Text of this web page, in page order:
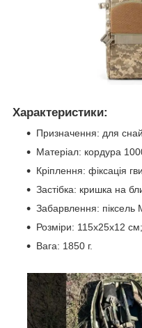
Характеристики:
Призначення: для
Матеріал: кордура
Кріплення: фіксація
Застібка: кришка на
Забарвлення:
Розміри: 115х25х12 см;
Вага: 1850 г.